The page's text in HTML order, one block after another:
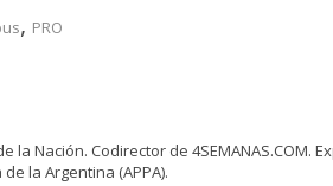
, PRO
Nación. Codirector de 4SEMANAS.COM.
la Argentina (APPA).